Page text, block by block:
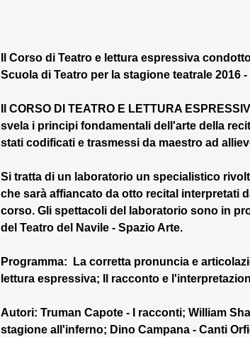
Il Corso di Teatro e lettura espressiva
Scuola di Teatro per la stagione teatrale 2016 -
Il CORSO DI TEATRO E LETTURA
svela i principi fondamentali dell'arte della
stati codificati e trasmessi da maestro ad
Si tratta di un laboratorio un specialistico
che sarà affiancato da otto recital interpretati
corso. GIi spettacoli del laboratorio sono in
del Teatro del Navile - Spazio Arte.
Programma:  La corretta pronuncia e
lettura espressiva; Il racconto e
Autori: Truman Capote - I racconti; William
stagione all'inferno; Dino Campana - Canti